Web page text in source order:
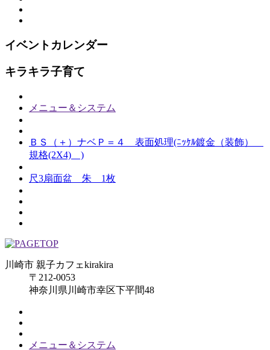
イベントカレンダー
キラキラ子育て
メニュー＆システム
ＢＳ（＋）ナベＰ＝４ 表面処理(ﾆｯｹﾙ鍍金（装飾）
規格(2X4) )
尺3扇面盆 朱 1枚
川崎市 親子カフェkirakira
〒212-0053
神奈川県川崎市幸区下平間48
メニュー＆システム